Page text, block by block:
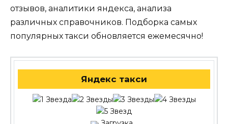
отзывов, аналитики яндекса, анализа
различных справочников. Подборка самых
популярных такси обновляется ежемесячно!
Яндекс такси